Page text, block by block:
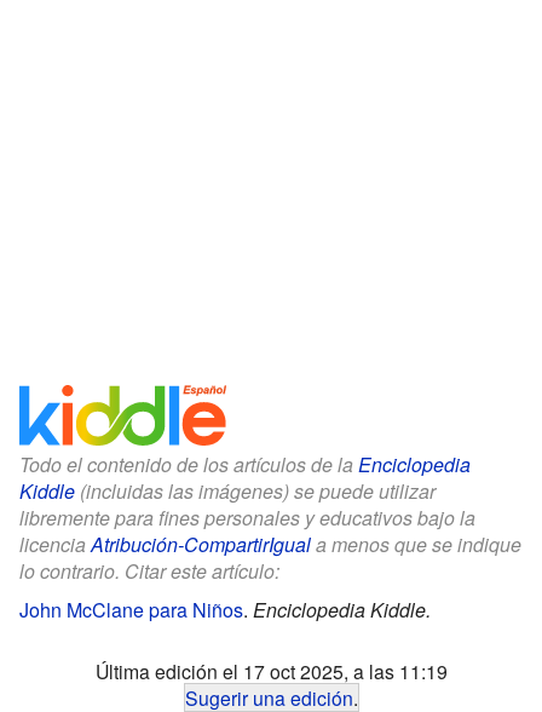
Todo el contenido de los artículos de la Enciclopedia
Kiddle (incluidas las imágenes) se puede utilizar
libremente para fines personales y educativos bajo la
licenciaAtribución-CompartirIguala menos que se indique
lo contrario. Citar este artículo:
John McClane para Niños. Enciclopedia Kiddle.
Última edición el 17 oct 2025, a las 11:19
Sugerir una edición.